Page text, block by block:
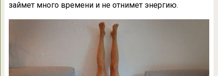
займет много времени и не отнимет энергию.